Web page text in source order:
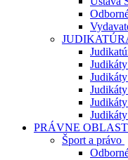
PRÁVNE
Šport a právo